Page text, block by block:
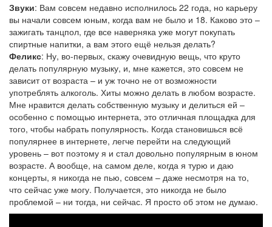
Звуки: Вам совсем недавно исполнилось 22 года, но карьеру
вы начали совсем юным, когда вам не было и 18. Каково это –
зажигать танцпол, где все наверняка уже могут покупать
спиртные напитки, а вам этого ещё нельзя делать?
Феликс: Ну, во-первых, скажу очевидную вещь, что круто
делать популярную музыку, и, мне кажется, это совсем не
зависит от возраста – и уж точно не от возможности
употреблять алкоголь. Хиты можно делать в любом возрасте.
Мне нравится делать собственную музыку и делиться ей –
особенно с помощью интернета, это отличная площадка для
того, чтобы набрать популярность. Когда становишься всё
популярнее в интернете, легче перейти на следующий
уровень – вот поэтому я и стал довольно популярным в юном
возрасте. А вообще, на самом деле, когда я турю и даю
концерты, я никогда не пью, совсем – даже несмотря на то,
что сейчас уже могу. Получается, это никогда не было
проблемой – ни тогда, ни сейчас. Я просто об этом не думаю.